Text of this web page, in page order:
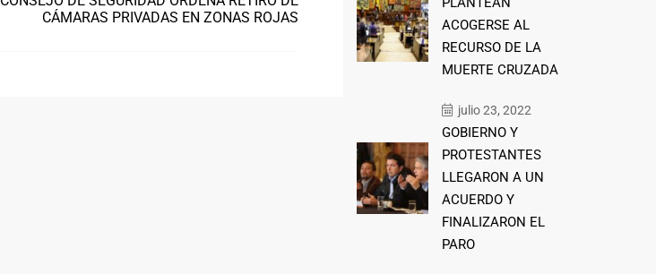
CÁMARAS PRIVADAS EN ZONAS ROJAS
ACOGERSE AL
RECURSO DE LA
MUERTE CRUZADA
julio 23, 2022
GOBIERNO Y
PROTESTANTES
LLEGARON A UN
ACUERDO Y
FINALIZARON EL
PARO